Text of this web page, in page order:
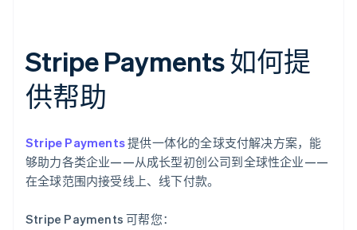
Stripe Payments 如何提
供帮助
Stripe Payments提供一体化的全球支付解决方案，能
够助力各类企业——从成长型初创公司到全球性企业——
在全球范围内接受线上、线下付款。
Stripe Payments 可帮您：